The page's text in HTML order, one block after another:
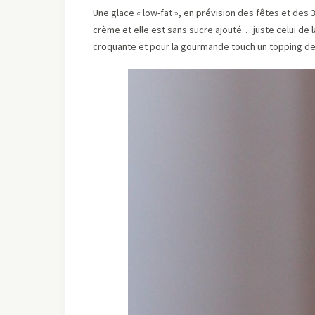
Une glace « low-fat », en prévision des fêtes et des
crème et elle est sans sucre ajouté… juste celui de
croquante et pour la gourmande touch un topping